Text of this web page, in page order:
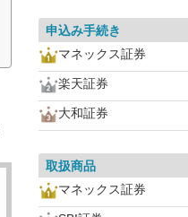
申込み手続き
マネックス証券
楽天証券
大和証券
取扱商品
マネックス証券